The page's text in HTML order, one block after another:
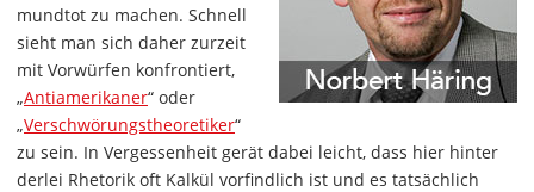
mundtot zu machen. Schnell
sieht man sich daher zurzeit
mit Vorwürfen konfrontiert,
„Antiamerikaner“ oder
„Verschwörungstheoretiker“
zu sein. In Vergessenheit gerät dabei leicht, dass hier hinter
derlei Rhetorik oft Kalkül vorfindlich ist und es tatsächlich